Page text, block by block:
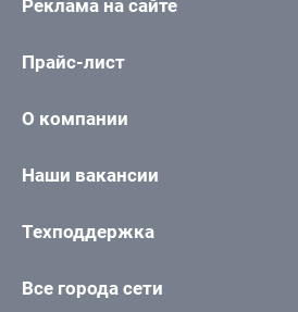
Реклама на сайте
Прайс-лист
О компании
Наши вакансии
Техподдержка
Все города сети